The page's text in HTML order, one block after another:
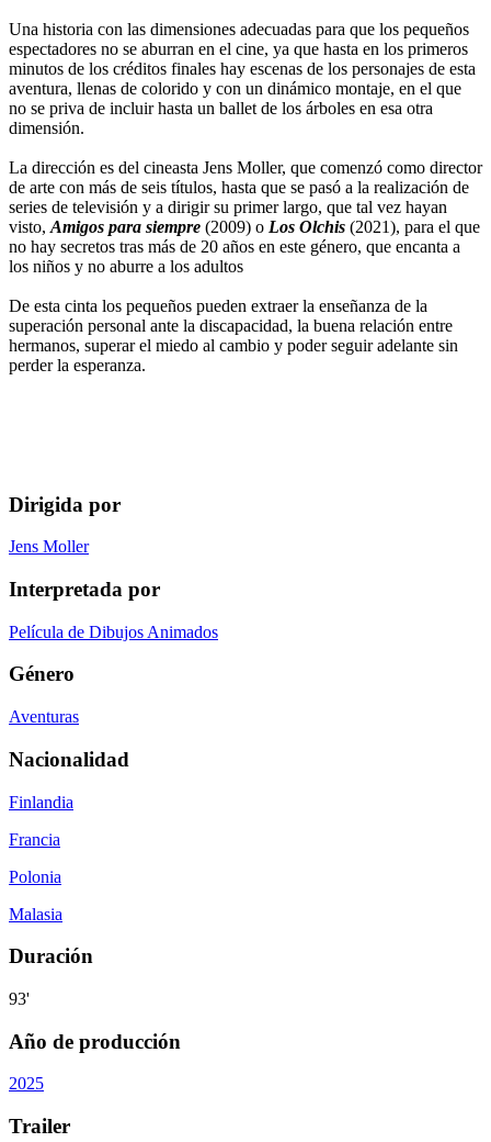
Una historia con las dimensiones adecuadas para que los pequeños
espectadores no se aburran en el cine, ya que hasta en los primeros
minutos de los créditos finales hay escenas de los personajes de esta
aventura, llenas de colorido y con un dinámico montaje, en el que
no se priva de incluir hasta un ballet de los árboles en esa otra
dimensión.
La dirección es del cineasta Jens Moller, que comenzó como director
de arte con más de seis títulos, hasta que se pasó a la realización de
series de televisión y a dirigir su primer largo, que tal vez hayan
visto, Amigos para siempre (2009) o Los Olchis (2021), para el que
no hay secretos tras más de 20 años en este género, que encanta a
los niños y no aburre a los adultos
De esta cinta los pequeños pueden extraer la enseñanza de la
superación personal ante la discapacidad, la buena relación entre
hermanos, superar el miedo al cambio y poder seguir adelante sin
perder la esperanza.
Dirigida por
Jens Moller
Interpretada por
Película de Dibujos Animados
Género
Aventuras
Nacionalidad
Finlandia
Francia
Polonia
Malasia
Duración
93'
Año de producción
2025
Trailer